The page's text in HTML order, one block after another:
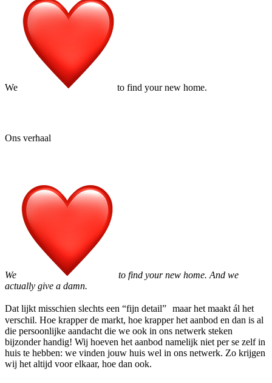
We to find your new home.
Ons verhaal
We
to find your new home. And we
actually give a damn.
Dat lijkt misschien slechts een “fijn detail” maar het maakt ál het
verschil. Hoe krapper de markt, hoe krapper het aanbod en dan is al
die persoonlijke aandacht die we ook in ons netwerk steken
bijzonder handig! Wij hoeven het aanbod namelijk niet per se zelf in
huis te hebben: we vinden jouw huis wel in ons netwerk. Zo krijgen
wij het altijd voor elkaar, hoe dan ook.